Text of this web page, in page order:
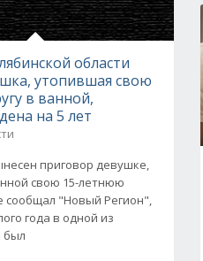
области
утопившая свою
в ванной,
на 5 лет
приговор девушке,
свою 15-летнюю
сообщал "Новый Регион",
года в одной из
был